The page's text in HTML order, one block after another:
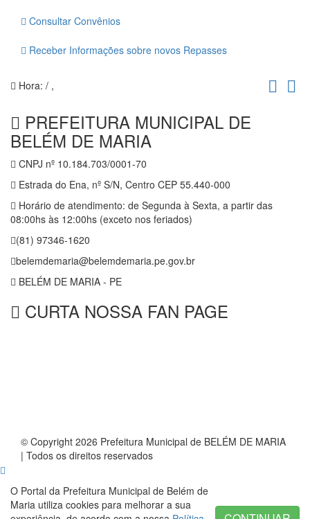
Consultar Convênios
Receber Informações sobre novos Repasses
Hora: / ,
PREFEITURA MUNICIPAL DE
BELÉM DE MARIA
CNPJ nº 10.184.703/0001-70
Estrada do Ena, nº S/N, Centro CEP 55.440-000
Horário de atendimento: de Segunda à Sexta, a partir das
08:00hs às 12:00hs (exceto nos feriados)
(81) 97346-1620
belemdemaria@belemdemaria.pe.gov.br
BELÉM DE MARIA - PE
CURTA NOSSA FAN PAGE
© Copyright 2026 Prefeitura Municipal de BELÉM DE MARIA
| Todos os direitos reservados
O Portal da Prefeitura Municipal de Belém de
Maria utiliza cookies para melhorar a sua